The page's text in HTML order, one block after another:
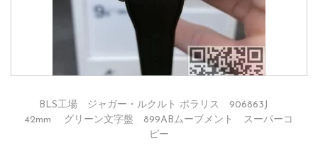
BLS工場 ジャガー・ルクルト ポラリス 906863J
42mm グリーン文字盤 899ABムーブメント スーパーコ
ピー